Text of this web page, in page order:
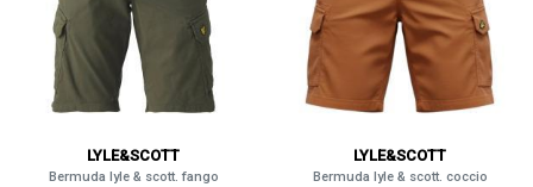
LYLE&SCOTT
Bermuda lyle & scott. fango
LYLE&SCOTT
Bermuda lyle & scott. coccio